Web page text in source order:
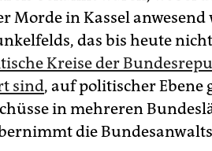
Morde in Kassel
das bis heute
Kreise der
sind, auf politischer Ebene
in mehreren
die